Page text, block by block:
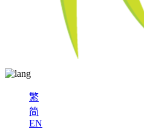
繁
简
EN